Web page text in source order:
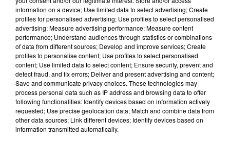
qu’Emmanuel Macron a eu des paroles d’ouverture sur la
reconnaissance de l’Etat palestinien mais que la
concrétisation de celles-ci semble vague. Parmi eux
Vincent Lemire, historien spécialiste d’Israël et de la
Palestine, maître de conférences à l’université Gustave-
Eiffel. Bonjour. Il est notamment l’auteur avec Thomas
Snégaroff de Israël / Palestine - Anatomie d'un conflit
aux éditions Les Arènes.
information on a device; Use limited data to select advertising; Create
profiles for personalised advertising; Use profiles to select personalised
advertising; Measure advertising performance; Measure content
performance; Understand audiences through statistics or combinations
of data from different sources; Develop and improve services; Create
profiles to personalise content; Use profiles to select personalised
content; Use limited data to select content; Ensure security, prevent and
detect fraud, and fix errors; Deliver and present advertising and content;
Save and communicate privacy choices. These technologies may
process personal data such as IP address and browsing data to offer
following functionalities: Identify devices based on information actively
requested; Use precise geolocation data; Match and combine data from
other data sources; Link different devices; Identify devices based on
information transmitted automatically.